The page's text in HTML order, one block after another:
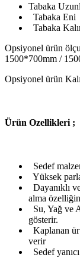
Tabaka
Tabaka Eni
Tabaka
Opsiyonel ürün
1500*700mm /
Opsiyonel ürün
Ürün Ozellikleri ;
Sedef
Yüksek
Dayanıklı
alma
Su, Yağ ve
gösterir.
Kaplanan
verir
Sedef